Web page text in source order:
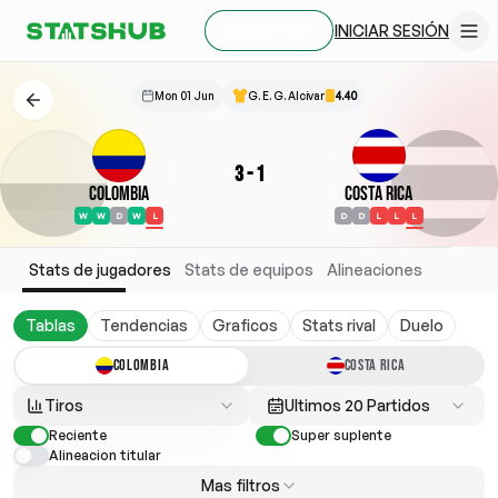
INICIAR SESIÓN
Mon 01 Jun G. E. G. Alcivar 4.40
Colombia
W W D W L
3-1
Costa Rica
D D L L L
Stats de jugadores Stats de equipos Alineaciones
Tablas Tendencias Graficos Stats rival Duelo
COLOMBIA COSTA RICA
Tiros Ultimos 20 Partidos
Reciente
Super suplente
Alineacion titular
Mas filtros